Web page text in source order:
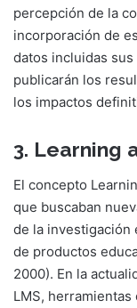
percepción de la
incorporación de
datos incluidas
publicarán los
los impactos
3. Learning
El concepto
que buscaban
de la investigación
de productos
2000). En la
LMS,